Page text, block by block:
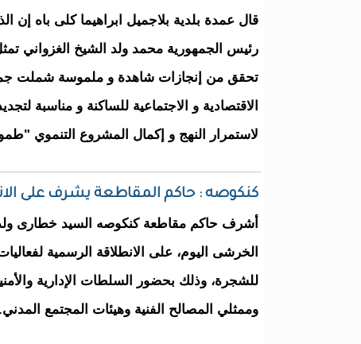
قال عمدة بلدية بلاجميل ابراهيما كلى باه إن
رئيس الجمهورية محمد ولد الشيخ الغزواني
تحقق من إنجازات شاهدة و ملموسة شملت
الاقتصادية و الاجتماعية للساكنة و مناسبة
لاستمرار النهج و إكمال المشروع التنموي
كنكوصه : حاكم المقاطعة يشرف على
أشرف حاكم مقاطعة كنكوصه السيد خطارى
الخرشى اليوم، على الانطلاقة الرسمية
للشجرة، وذلك بحضور السلطات الإدارية
وممثلي المصالح الفنية وهيئات المجتمع المدني.